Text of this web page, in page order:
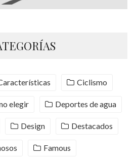
Ciclismo
elegir Deportes de agua
Design Destacados
Famous